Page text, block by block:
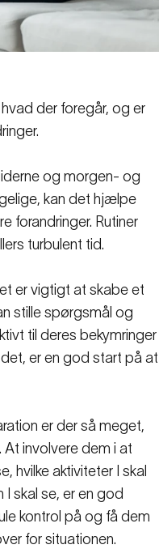
der foregår, og er
og morgen- og
kan det hjælpe
forandringer. Rutiner
turbulent tid.
er vigtigt at skabe et
stille spørgsmål og
til deres bekymringer
er en god start på at
er der så meget,
involvere dem i at
hvilke aktiviteter I skal
I skal se, er en god
kontrol på og få dem
for situationen.